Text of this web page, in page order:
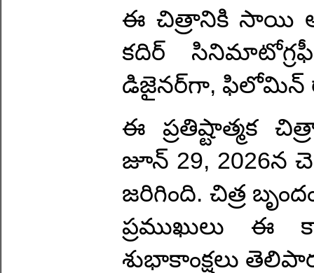
ఈ చిత్రానికి సాయి
కదిర్ సినిమాటోగ్రఫీ
డిజైనర్‌గా, ఫిలోమిన్
ఈ ప్రతిష్టాత్మక
జూన్ 29,
జరిగింది. చిత్ర
ప్రముఖులు ఈ
శుభాకాంక్షలు